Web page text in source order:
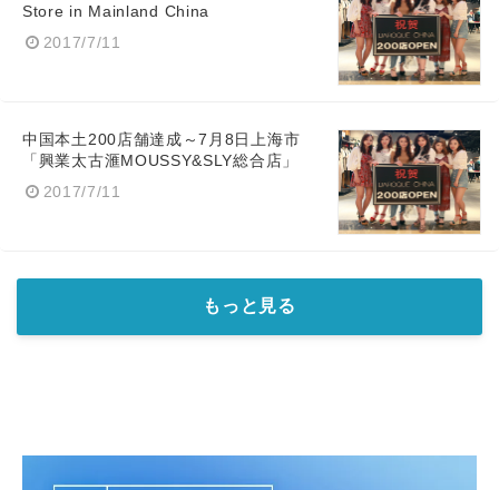
Store in Mainland China
2017/7/11
中国本土200店舗達成～7月8日上海市
「興業太古滙MOUSSY&SLY総合店」
2017/7/11
もっと見る
English